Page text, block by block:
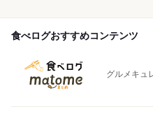
食べログおすすめコンテンツ
グルメキュ